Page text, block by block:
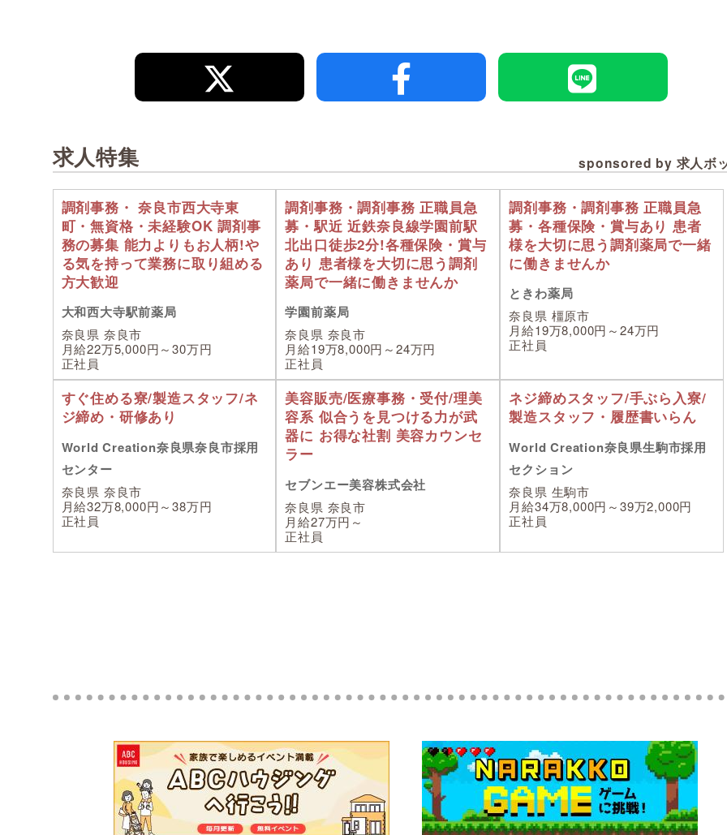
求人特集 sponsored by 求人ボ
調剤事務・ 奈良市西大寺東
町・無資格・未経験OK 調剤事
務の募集 能力よりもお人柄!や
る気を持って業務に取り組める
方大歓迎
大和西大寺駅前薬局
奈良県 奈良市
月給22万5,000円～30万円
正社員
調剤事務・調剤事務 正職員急
募・駅近 近鉄奈良線学園前駅
北出口徒歩2分!各種保険・賞与
あり 患者様を大切に思う調剤
薬局で一緒に働きませんか
学園前薬局
奈良県 奈良市
月給19万8,000円～24万円
正社員
調剤事務・調剤事務 正職員急
募・各種保険・賞与あり 患者
様を大切に思う調剤薬局で一緒
に働きませんか
ときわ薬局
奈良県 橿原市
月給19万8,000円～24万円
正社員
すぐ住める寮/製造スタッフ/ネ
ジ締め・研修あり
World Creation奈良県奈良市採用
センター
奈良県 奈良市
月給32万8,000円～38万円
正社員
美容販売/医療事務・受付/理美
容系 似合うを見つける力が武
器に お得な社割 美容カウンセ
ラー
セブンエー美容株式会社
奈良県 奈良市
月給27万円～
正社員
ネジ締めスタッフ/手ぶら入寮/
製造スタッフ・履歴書いらん
World Creation奈良県生駒市採用
セクション
奈良県 生駒市
月給34万8,000円～39万2,000円
正社員